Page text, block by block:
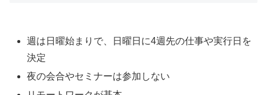
週は日曜始まりで、日曜日に4週先の仕事や実行日を
決定
夜の会合やセミナーは参加しない